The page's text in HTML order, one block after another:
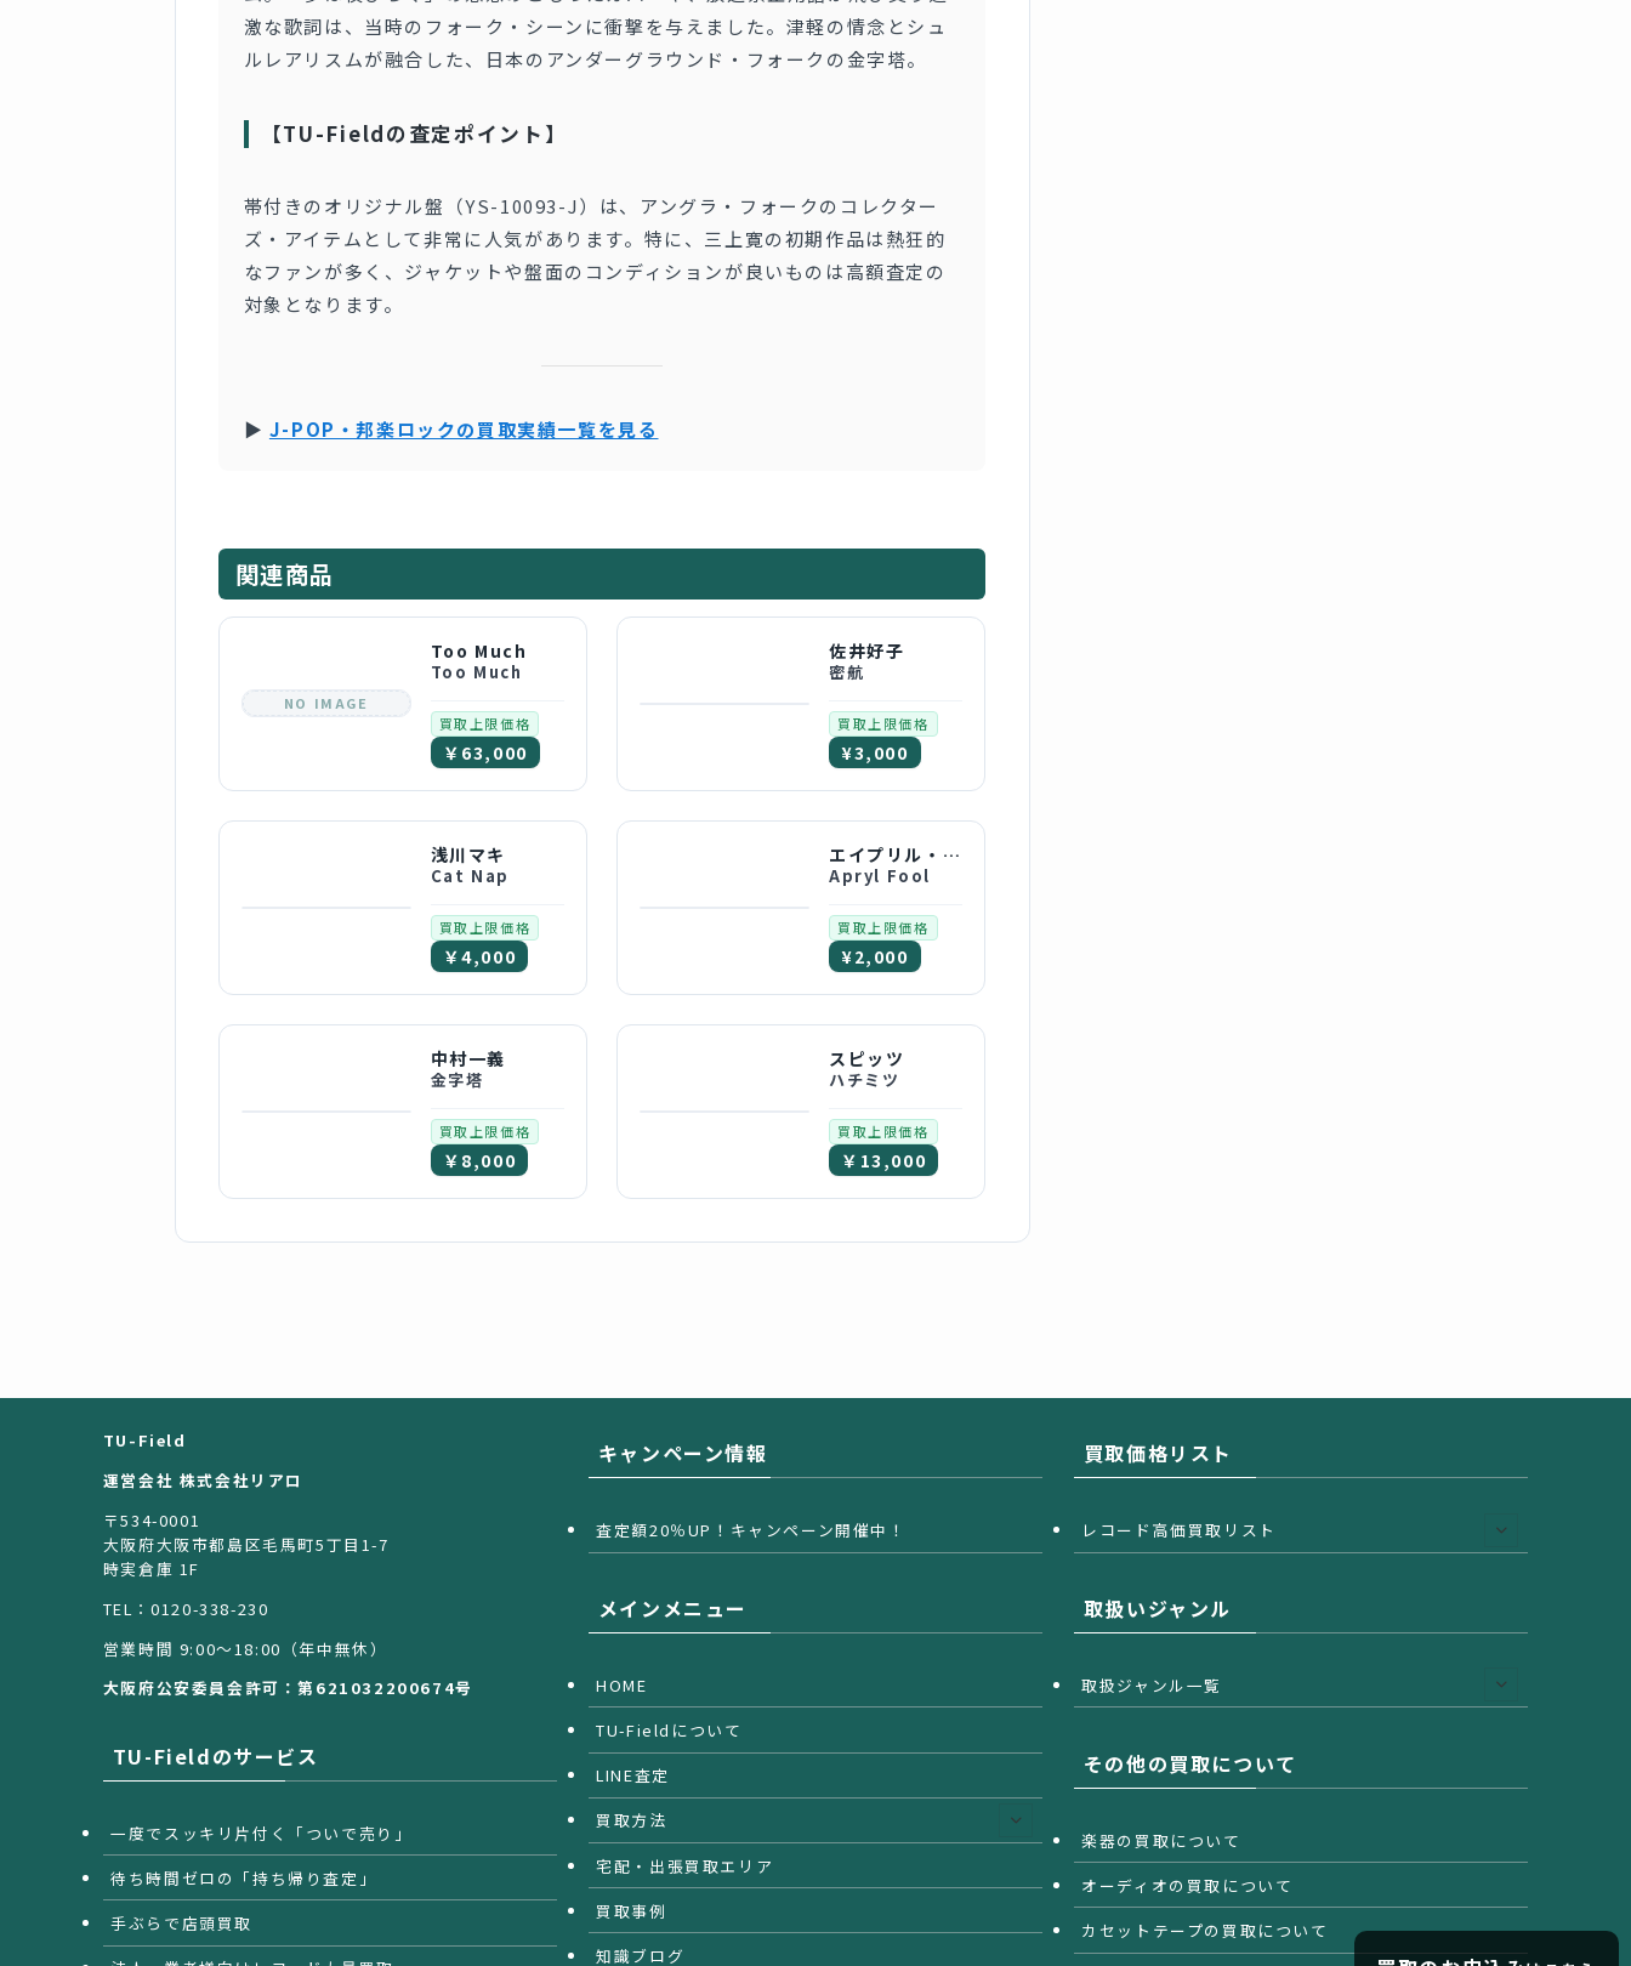
激な歌詞は、当時のフォーク・シーンに衝撃を与えました。津軽の情念とシュ
ルレアリスムが融合した、日本のアンダーグラウンド・フォークの金字塔。
【TU-Fieldの査定ポイント】
帯付きのオリジナル盤（YS-10093-J）は、アングラ・フォークのコレクター
ズ・アイテムとして非常に人気があります。特に、三上寛の初期作品は熱狂的
なファンが多く、ジャケットや盤面のコンディションが良いものは高額査定の
対象となります。
▶ J-POP・邦楽ロックの買取実績一覧を見る
関連商品
NO IMAGE
Too Much
Too Much
買取上限価格
￥63,000
佐井好子
密航
買取上限価格
¥3,000
浅川マキ
Cat Nap
買取上限価格
￥4,000
エイプリル・フール
Apryl Fool
買取上限価格
¥2,000
中村一義
金字塔
買取上限価格
￥8,000
スピッツ
ハチミツ
買取上限価格
￥13,000
TU-Field
運営会社 株式会社リアロ
〒534-0001
大阪府大阪市都島区毛馬町5丁目1-7
時実倉庫 1F
TEL：0120-338-230
営業時間 9:00〜18:00（年中無休）
大阪府公安委員会許可：第621032200674号
TU-Fieldのサービス
一度でスッキリ片付く「ついで売り」
待ち時間ゼロの「持ち帰り査定」
手ぶらで店頭買取
キャンペーン情報
査定額20％UP！キャンペーン開催中！
メインメニュー
HOME
TU-Fieldについて
LINE査定
買取方法
宅配・出張買取エリア
買取事例
知識ブログ
買取価格リスト
レコード高価買取リスト
取扱いジャンル
取扱ジャンル一覧
その他の買取について
楽器の買取について
オーディオの買取について
カセットテープの買取について